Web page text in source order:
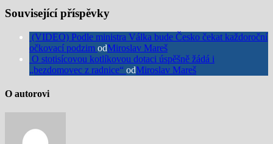
Související příspěvky
(VIDEO) Podle ministra Válka bude Česko čekat každoroční
očkovací podzim odMiroslav Mareš
O stotisícovou kotlíkovou dotaci úspěšně žádá i
„bezdomovec z radnice“ odMiroslav Mareš
O autorovi